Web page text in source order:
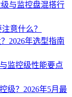
与监控盘混搭行
意什么？
2026年选型指南
监控级性能要点
级？2026年5月最